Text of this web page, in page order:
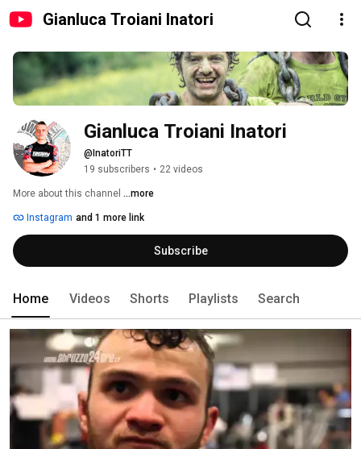
Gianluca Troiani Inatori
Gianluca Troiani Inatori
@InatoriTT
19 subscribers • 22 videos
More about this channel ...more
Instagram and 1 more link
Subscribe
Home Videos Shorts Playlists Search